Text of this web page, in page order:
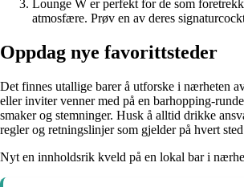
Lounge W er perfekt for de som
atmosfære. Prøv en av deres
Oppdag nye favorittsteder
Det finnes utallige barer å utforske i nærheten
eller inviter venner med på en barhopping-
smaker og stemninger. Husk å alltid drikke
regler og retningslinjer som gjelder på hvert
Nyt en innholdsrik kveld på en lokal bar i